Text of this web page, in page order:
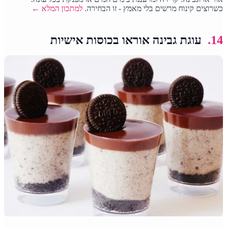
כשרוצים קינוח מרשים בלי מאמץ - זו הבחירה.למתכון המלא ←
14. עוגת גבינה אוראו בכוסות אישיות